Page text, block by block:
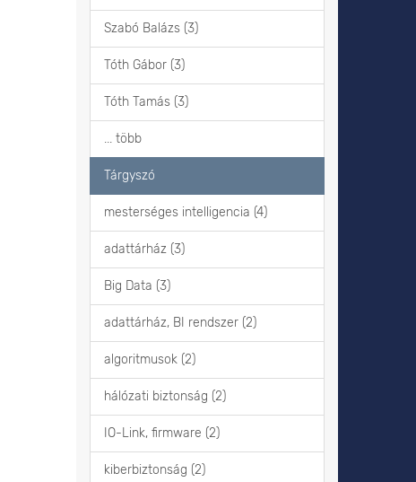
Szabó Balázs (3)
Tóth Gábor (3)
Tóth Tamás (3)
... több
Tárgyszó
mesterséges intelligencia (4)
adattárház (3)
Big Data (3)
adattárház, BI rendszer (2)
algoritmusok (2)
hálózati biztonság (2)
IO-Link, firmware (2)
kiberbiztonság (2)